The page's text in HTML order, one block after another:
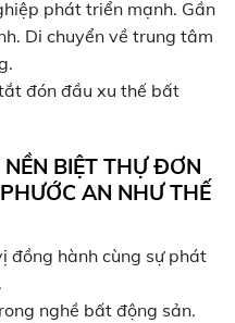
phát triển mạnh. Gần
Di chuyển về trung tâm
đón đầu xu thế bất
BIỆT THỰ ĐƠN
AN NHƯ THẾ
đồng hành cùng sự phát
nghề bất động sản.